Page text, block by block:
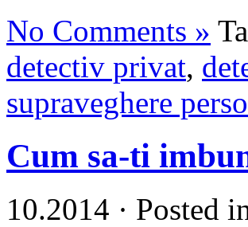
No Comments »
detectiv privat,
supraveghere
Cum sa-ti
10.2014 · Posted